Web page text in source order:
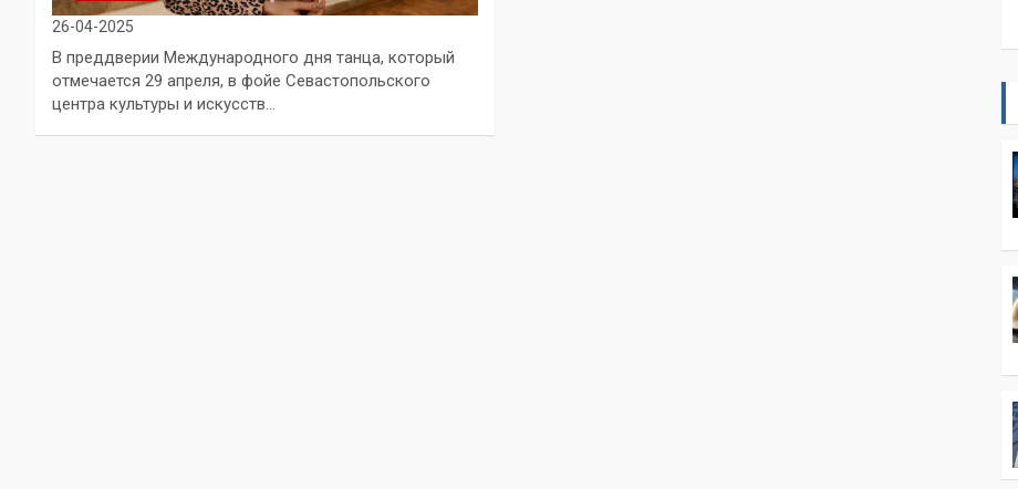
26-04-2025
В преддверии Международного дня танца, который
отмечается 29 апреля, в фойе Севастопольского
центра культуры и искусств…